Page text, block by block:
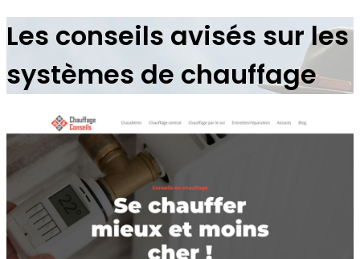
Les conseils avisés sur les
systèmes de chauffage